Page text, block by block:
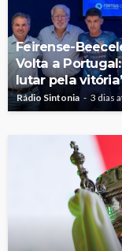
Feirense-
Volta a
lutar pela
Rádio Sintonia 3 dias